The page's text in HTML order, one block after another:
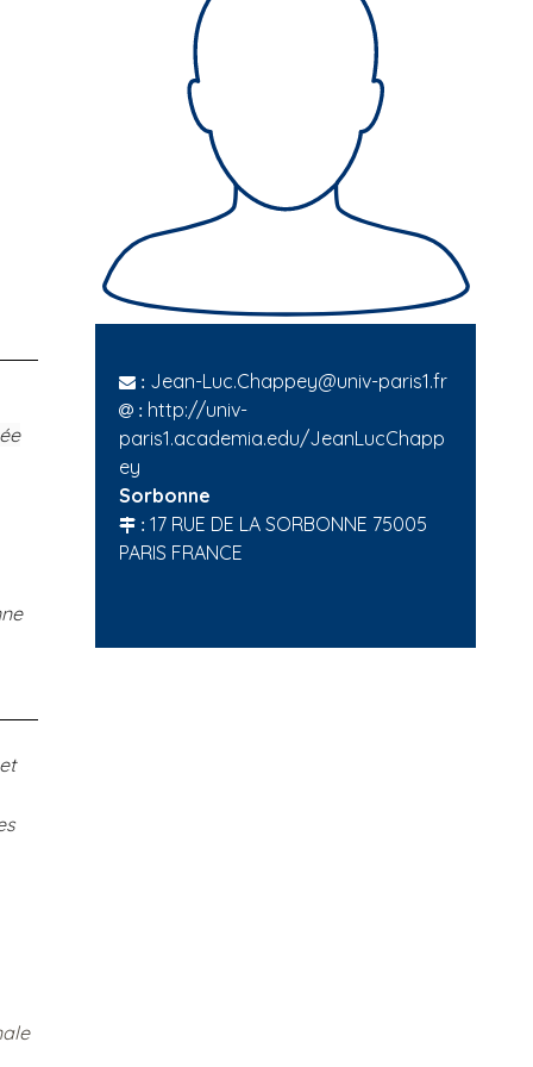
: Jean-Luc.Chappey@univ-paris1.fr
: http://univ-
paris1.academia.edu/JeanLucChapp
ey
Sorbonne
: 17 RUE DE LA SORBONNE 75005
PARIS FRANCE